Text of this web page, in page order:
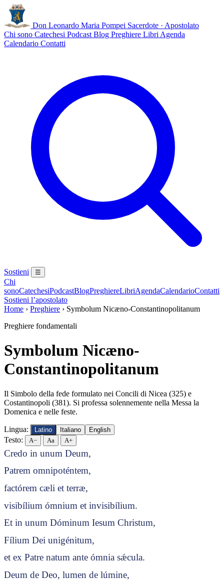
Don Leonardo Maria Pompei Sacerdote · Apostolato
Chi sono Catechesi Podcast Blog Preghiere Libri Agenda
Calendario Contatti
Sostieni ☰
Chi
sonoCatechesiPodcastBlogPreghiereLibriAgendaCalendarioContatti
Sostieni l’apostolato
Home › Preghiere › Symbolum Nicæno-Constantinopolitanum
Preghiere fondamentali
Symbolum Nicæno-
Constantinopolitanum
Il Simbolo della fede formulato nei Concili di Nicea (325) e
Costantinopoli (381). Si professa solennemente nella Messa la
Domenica e nelle feste.
Lingua: Latino Italiano English
Testo: A− Aa A+
Credo in unum Deum,
Patrem omnipoténtem,
factórem cæli et terræ,
visibílium ómnium et invisibílium.
Et in unum Dóminum Iesum Christum,
Fílium Dei unigénitum,
et ex Patre natum ante ómnia sǽcula.
Deum de Deo, lumen de lúmine,